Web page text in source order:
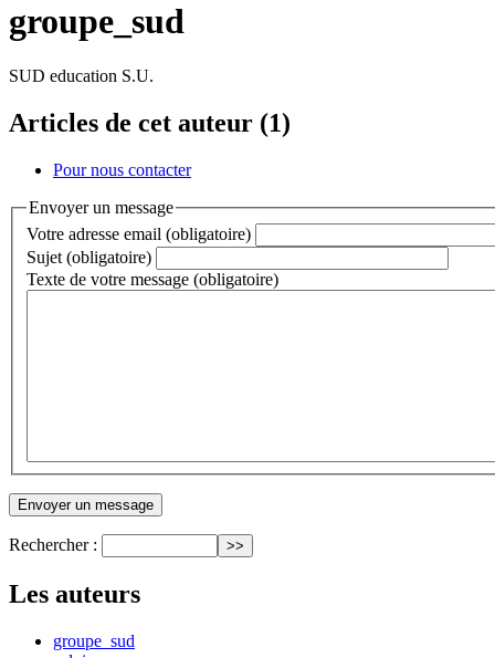
groupe_sud
SUD education S.U.
Articles de cet auteur (1)
Pour nous contacter
Envoyer un message
Votre adresse email (obligatoire)
Sujet (obligatoire)
Texte de votre message (obligatoire)
Rechercher :
Les auteurs
groupe_sud